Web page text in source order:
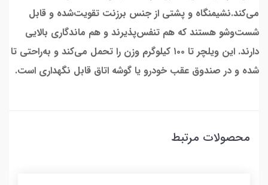
می‌کند.نشیمنگاه و پشتی از جنس برزنت تقویت‌شده و قابل
شست‌وشو هستند که هم تنفس‌پذیرند و هم ماندگاری بالایی
دارند. این ویلچر تا ۱۰۰ کیلوگرم وزن را تحمل می‌کند و به‌راحتی تا
شده و در صندوق عقب خودرو یا گوشه اتاق قابل نگهداری است.
محصولات مرتبط